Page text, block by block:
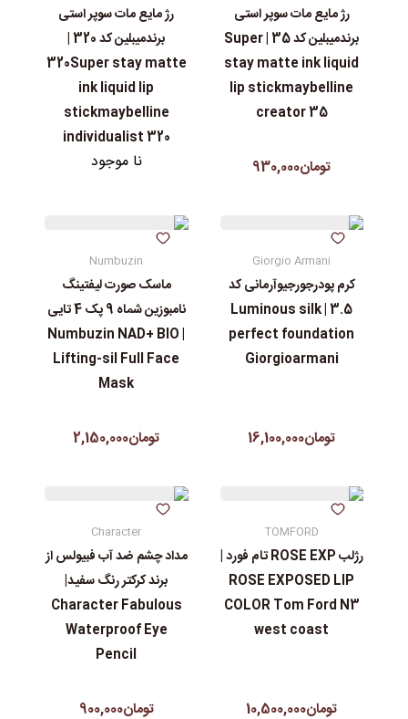
رژ مایع مات سوپر استی‌
برندمیبلین کد 35 | Super
stay matte ink liquid
lip stickmaybelline
creator 35
تومان930,000
رژ مایع مات سوپر استی‌
برندمیبلین کد 320 |
320Super stay matte
ink liquid lip
stickmaybelline
individualist 320
نا موجود
Giorgio Armani
کرم پودرجورجیوآرمانی کد
3.5 | Luminous silk
perfect foundation
Giorgioarmani
تومان16,100,000
Numbuzin
ماسک صورت لیفتینگ
نامبوزین شماه 9 پک 4 تایی
| Numbuzin NAD+ BIO
Lifting-sil Full Face
Mask
تومان2,150,000
TOMFORD
رژلب ROSE EXP تام فورد |
ROSE EXPOSED LIP
COLOR Tom Ford N3
west coast
تومان10,500,000
Character
مداد چشم ضد آب فبیولس از
برند کرکتر رنگ سفید|
Character Fabulous
Waterproof Eye
Pencil
تومان900,000